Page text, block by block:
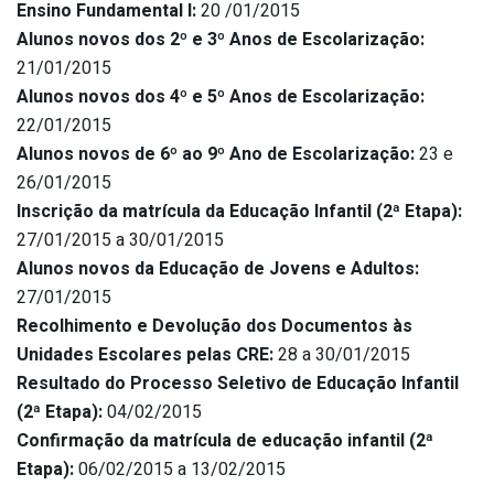
Ensino Fundamental I:20 /01/2015
Alunos novos dos 2º e 3º Anos de Escolarização:
21/01/2015
Alunos novos dos 4º e 5º Anos de Escolarização:
22/01/2015
Alunos novos de 6º ao 9º Ano de Escolarização:23 e
26/01/2015
Inscrição da matrícula da Educação Infantil (2ª Etapa):
27/01/2015 a 30/01/2015
Alunos novos da Educação de Jovens e Adultos:
27/01/2015
Recolhimento e Devolução dos Documentos às
Unidades Escolares pelas CRE:28 a 30/01/2015
Resultado do Processo Seletivo de Educação Infantil
(2ª Etapa):04/02/2015
Confirmação da matrícula de educação infantil (2ª
Etapa):06/02/2015 a 13/02/2015